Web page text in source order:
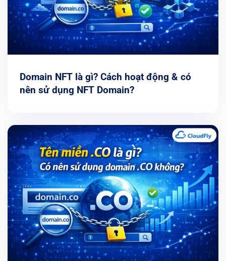
Domain NFT là gì? Cách hoạt động & có
nên sử dụng NFT Domain?